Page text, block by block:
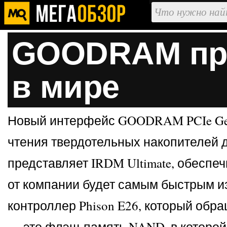
GOODRAM
в мире
Новый интерфейс GOODRAM PCIe
чтения твердотельных
представляет IRDM Ultimate,
от компании будет самым быстрым
контроллер Phison E26, который